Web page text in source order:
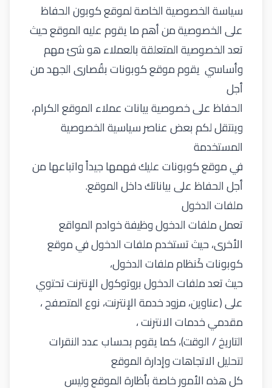
سياسة الخصوصية الخاصة لموقع كوبون الحفاظ
على الخصوصية من أهم ما يقوم عليه الموقع حيث
تعد الخصوصية المتعلقة بالعملاء هو شئ مهم
وأساسي يقوم موقع كوبونات بقُصارى الجهد من
أجل
الحفاظ على خصوصية بيانات عملاء الموقع الكرام،
وينتقل لكم بعض عناصر سياسية الخصوصية
المستخدمة
في موقع كوبونات عليك فهمها جيداً واتباعها من
أجل الحفاظ على بياناتك داخل الموقع.
ملفات الدخول
تعمل ملفات الدخول وظيفة خوادم المواقع
الأخرى، حيث تستخدم ملفات الدخول في موقع
كوبونات كَنظام ملفات الدخول،
حيث تعد ملفات الدخول بروتوكول الإنترنت تحتوي
على (عناوين، مزود خدمة الإنترنت، نوع المتصفح ،
مقدمي خدمات الانترنت ،
التاريخ / الوقت)، كما يقوم بحساب عدد النقرات
لتحليل الاتجاهات وإدارة الموقع
كل هذه الأمور خاصة بٱظارة الموقع وليس